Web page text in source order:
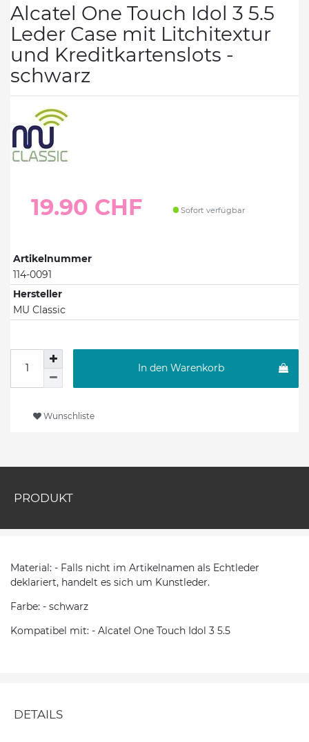
Alcatel One Touch Idol 3 5.5
Leder Case mit Litchitextur
und Kreditkartenslots -
schwarz
19.90 CHF Sofort verfügbar
Artikelnummer
114-0091
Hersteller
MU Classic
In den Warenkorb
Wunschliste
PRODUKT
Material: - Falls nicht im Artikelnamen als Echtleder
deklariert, handelt es sich um Kunstleder.
Farbe: - schwarz
Kompatibel mit: - Alcatel One Touch Idol 3 5.5
DETAILS